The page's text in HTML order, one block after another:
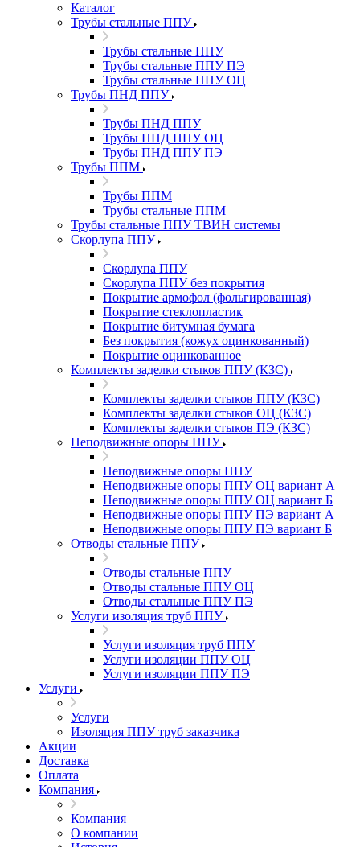
Каталог
Трубы стальные ППУ
Трубы стальные ППУ
Трубы стальные ППУ ПЭ
Трубы стальные ППУ ОЦ
Трубы ПНД ППУ
Трубы ПНД ППУ
Трубы ПНД ППУ ОЦ
Трубы ПНД ППУ ПЭ
Трубы ППМ
Трубы ППМ
Трубы стальные ППМ
Трубы стальные ППУ ТВИН системы
Скорлупа ППУ
Скорлупа ППУ
Скорлупа ППУ без покрытия
Покрытие армофол (фольгированная)
Покрытие стеклопластик
Покрытие битумная бумага
Без покрытия (кожух оцинкованный)
Покрытие оцинкованное
Комплекты заделки стыков ППУ (КЗС)
Комплекты заделки стыков ППУ (КЗС)
Комплекты заделки стыков ОЦ (КЗС)
Комплекты заделки стыков ПЭ (КЗС)
Неподвижные опоры ППУ
Неподвижные опоры ППУ
Неподвижные опоры ППУ ОЦ вариант А
Неподвижные опоры ППУ ОЦ вариант Б
Неподвижные опоры ППУ ПЭ вариант А
Неподвижные опоры ППУ ПЭ вариант Б
Отводы стальные ППУ
Отводы стальные ППУ
Отводы стальные ППУ ОЦ
Отводы стальные ППУ ПЭ
Услуги изоляция труб ППУ
Услуги изоляция труб ППУ
Услуги изоляции ППУ ОЦ
Услуги изоляции ППУ ПЭ
Услуги
Услуги
Изоляция ППУ труб заказчика
Акции
Доставка
Оплата
Компания
Компания
О компании